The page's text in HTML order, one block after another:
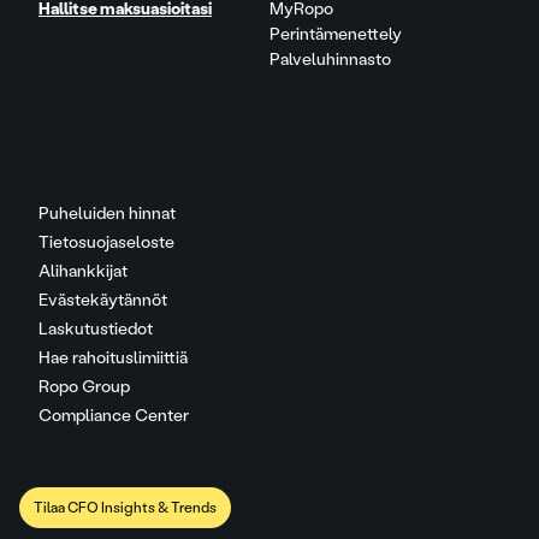
Puheluiden hinnat
Tietosuojaseloste
Alihankkijat
Evästekäytännöt
Laskutustiedot
Hae rahoituslimiittiä
Ropo Group
Compliance Center
Hallitse maksuasioitasi
MyRopo
Perintämenettely
Palveluhinnasto
Tilaa CFO Insights & Trends